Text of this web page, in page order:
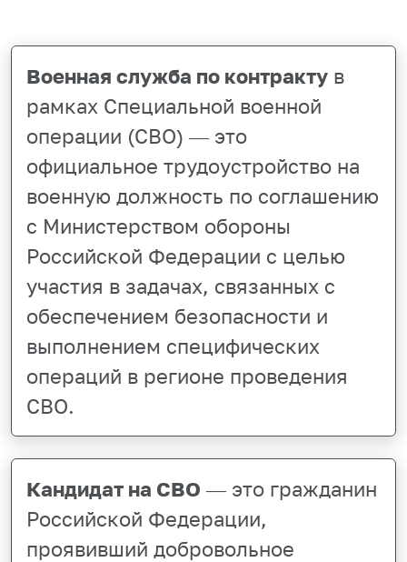
Военная служба по контракту в
рамках Специальной военной
операции (СВО) — это
официальное трудоустройство на
военную должность по соглашению
с Министерством обороны
Российской Федерации с целью
участия в задачах, связанных с
обеспечением безопасности и
выполнением специфических
операций в регионе проведения
СВО.
Кандидат на СВО — это гражданин
Российской Федерации,
проявивший добровольное